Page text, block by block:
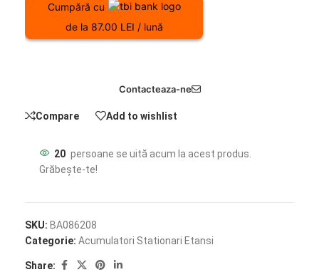
Cumpără cu
de la 87.00 LEI / lună
Contacteaza-ne
Compare Add to wishlist
20 persoane se uită acum la acest produs.
Grăbește-te!
SKU: BA086208
Categorie: Acumulatori Stationari Etansi
Share: